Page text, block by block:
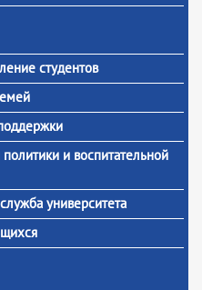
студентов
и воспитательной
университета